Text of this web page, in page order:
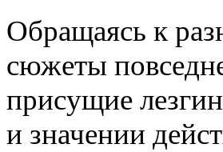
Обращаясь к
сюжеты
присущие
и значении